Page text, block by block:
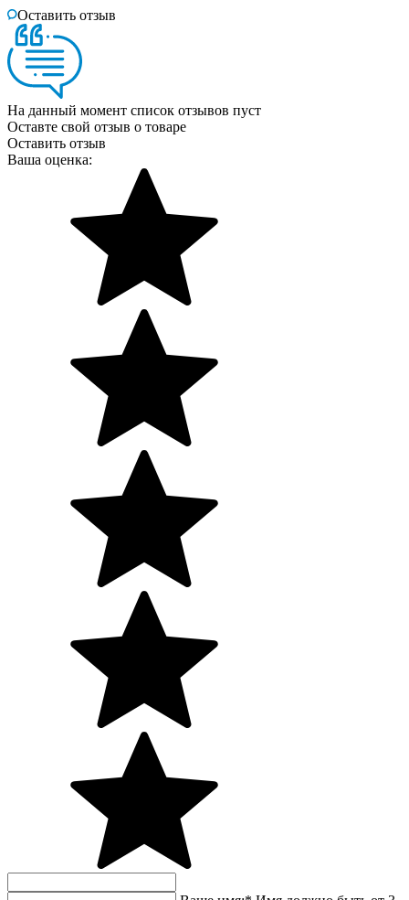
Оставить отзыв
На данный момент список отзывов пуст
Оставте свой отзыв о товаре
Оставить отзыв
Ваша оценка: